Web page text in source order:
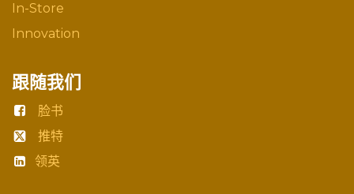
In-Store
Innovation
跟随我们
脸书
推特
领英